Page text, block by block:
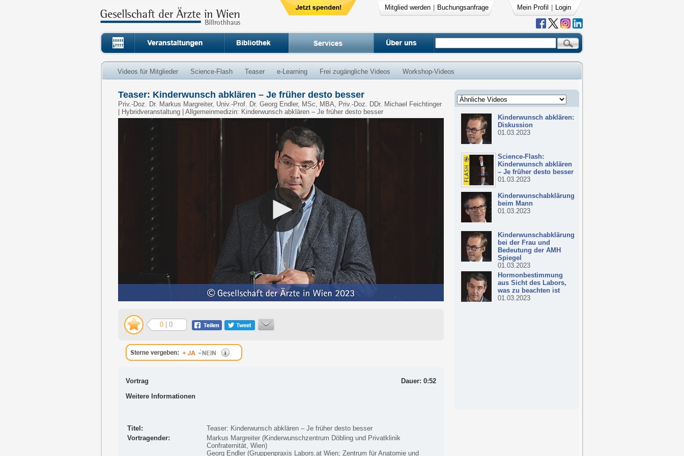
Mitglied werden Buchungsanfrage Mein Profil Login
Videos für Mitglieder Science-Flash Teaser e-Learning Frei zugängliche Videos Workshop-Videos
Kinderwunsch abklären:
Diskussion
01.03.2023
Science-Flash:
Kinderwunsch abklären
– Je früher desto besser
01.03.2023
Kinderwunschabklärung
beim Mann
01.03.2023
Kinderwunschabklärung
bei der Frau und
Bedeutung der AMH
Spiegel
01.03.2023
Hormonbestimmung
aus Sicht des Labors,
was zu beachten ist
01.03.2023
Teaser: Kinderwunsch abklären – Je früher desto besser
Priv.-Doz. Dr. Markus Margreiter, Univ.-Prof. Dr. Georg Endler, MSc, MBA, Priv.-Doz. DDr. Michael Feichtinger
| Hybridveranstaltung | Allgemeinmedizin: Kinderwunsch abklären – Je früher desto besser
0 | 0
Dauer: 0:52
Vortrag
Weitere Informationen
Titel:
Teaser: Kinderwunsch abklären – Je früher desto besser
Vortragender:
Markus Margreiter (Kinderwunschzentrum Döbling und Privatklinik
Confraternität, Wien)
Georg Endler (Gruppenpraxis Labors.at Wien; Zentrum für Anatomie und